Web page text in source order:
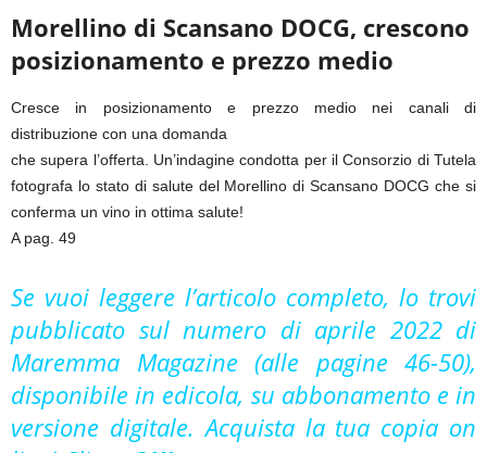
Morellino di Scansano DOCG, crescono
posizionamento e prezzo medio
Cresce in posizionamento e prezzo medio nei canali di
distribuzione con una domanda
che supera l’offerta. Un’indagine condotta per il Consorzio di Tutela
fotografa lo stato di salute del Morellino di Scansano DOCG che si
conferma un vino in ottima salute!
A pag. 49
Se vuoi leggere l’articolo completo, lo trovi
pubblicato sul numero di aprile 2022 di
Maremma Magazine (alle pagine 46-50),
disponibile in edicola, su abbonamento e in
versione digitale. Acquista la tua copia on